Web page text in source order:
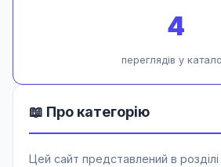
4
переглядів у
📖 Про категорію
Цей сайт представлений в розділі